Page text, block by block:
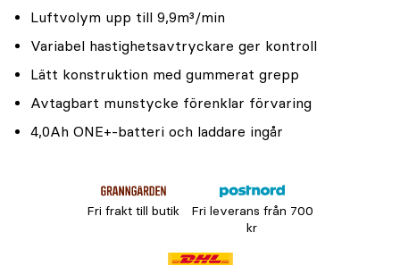
Luftvolym upp till 9,9m³/min
Variabel hastighetsavtryckare ger kontroll
Lätt konstruktion med gummerat grepp
Avtagbart munstycke förenklar förvaring
4,0Ah ONE+-batteri och laddare ingår
Fri frakt till butik
Fri leverans från 700
kr